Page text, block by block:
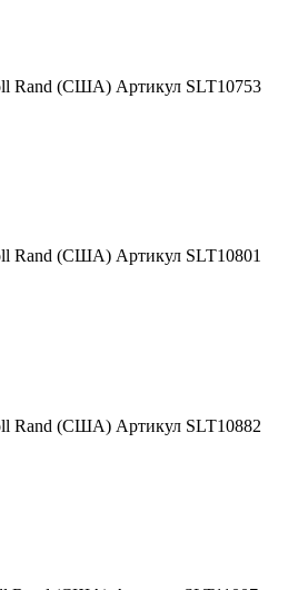
Rand (США) Артикул SLT10753
Rand (США) Артикул SLT10801
Rand (США) Артикул SLT10882